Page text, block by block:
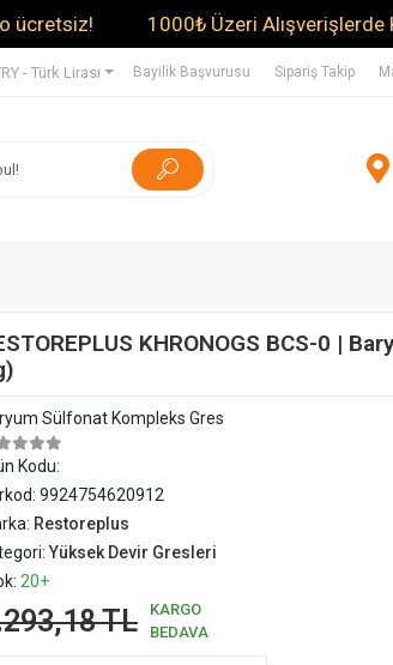
1000₺ Üzeri Alışverişlerde
- Türk Lirası Bayilik Başvurusu Sipariş Takip
KHRONOGS BCS-0 |
Sülfonat Kompleks Gres
Kodu:
9924754620912
Restoreplus
Yüksek Devir Gresleri
20+
TL
KARGO
BEDAVA